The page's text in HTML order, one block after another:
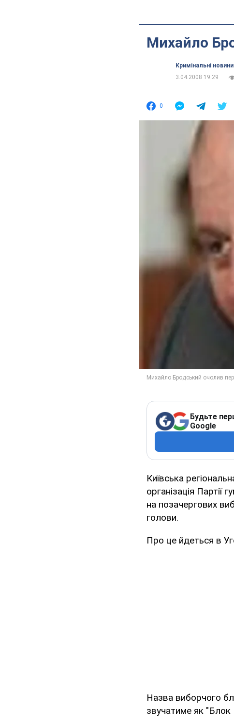
Михайло
Кримінальні новини
3.04.2008 19:29
0
Будьте
Google
Київська
організація Партії
на позачергових
голови.
Про це йдеться в
Назва виборчого
звучатиме як